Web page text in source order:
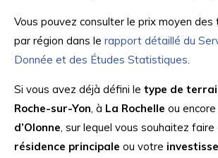
Vous pouvez consulter le prix moyen
par région dans le rapport détaillé du
Donnée et des Études Statistiques.
Si vous avez déjà défini le type de
Roche-sur-Yon, à La Rochelle ou
d’Olonne, sur lequel vous souhaitez
résidence principale ou votre